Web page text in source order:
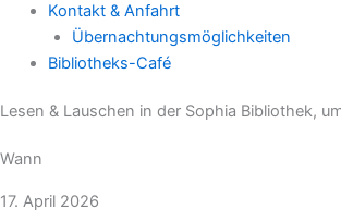
Kontakt & Anfahrt
Übernachtungsmöglichkeiten
Bibliotheks-Café
Lesen & Lauschen in der Sophia Bibliothek,
Wann
17. April 2026